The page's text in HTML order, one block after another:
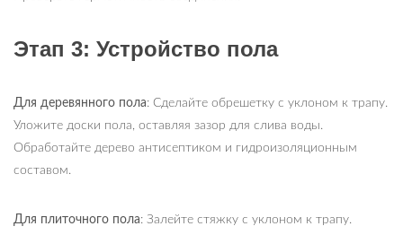
Этап 3: Устройство пола
Для деревянного пола: Сделайте обрешетку с уклоном к трапу.
Уложите доски пола, оставляя зазор для слива воды.
Обработайте дерево антисептиком и гидроизоляционным
составом.
Для плиточного пола: Залейте стяжку с уклоном к трапу.